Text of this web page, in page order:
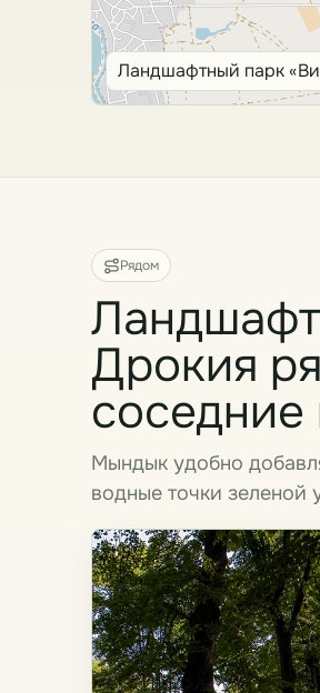
Ландшафтный парк
Рядом
Дрокия
соседние
Мындык удобно
водные точки зеленой